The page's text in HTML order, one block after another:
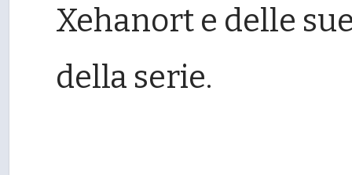
Xehanort e delle
della serie.